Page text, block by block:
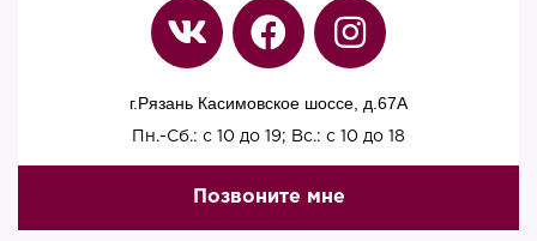
г.Рязань Касимовское шоссе, д.67A
Пн.-Сб.: с 10 до 19; Вс.: с 10 до 18
Позвоните мне